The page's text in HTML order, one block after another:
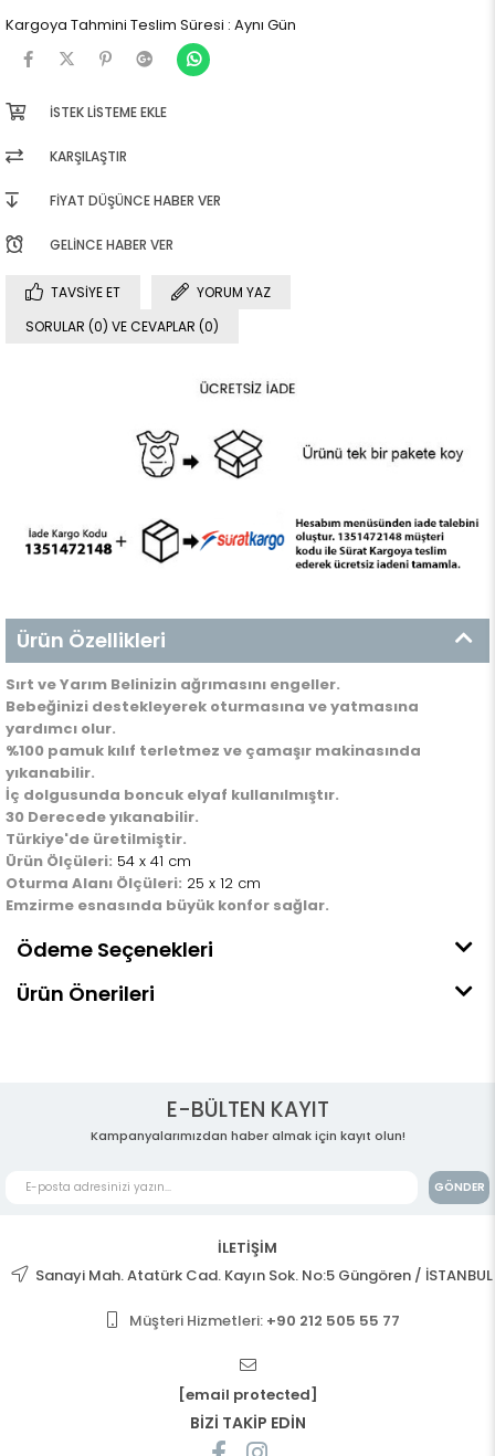
Kargoya Tahmini Teslim Süresi : Aynı Gün
İSTEK LISTEME EKLE
KARŞILAŞTIR
FIYAT DÜŞÜNCE HABER VER
GELINCE HABER VER
TAVSIYE ET
YORUM YAZ
SORULAR (0) VE CEVAPLAR (0)
Ürün Özellikleri
Sırt ve Yarım Belinizin ağrımasını engeller.
Bebeğinizi destekleyerek oturmasına ve yatmasına
yardımcı olur.
%100 pamuk kılıf terletmez ve çamaşır makinasında
yıkanabilir.
İç dolgusunda boncuk elyaf kullanılmıştır.
30 Derecede yıkanabilir.
Türkiye'de üretilmiştir.
Ürün Ölçüleri: 54 x 41 cm
Oturma Alanı Ölçüleri: 25 x 12 cm
Emzirme esnasında büyük konfor sağlar.
Ödeme Seçenekleri
Ürün Önerileri
E-BÜLTEN KAYIT
Kampanyalarımızdan haber almak için kayıt olun!
GÖNDER
İLETİŞİM
Sanayi Mah. Atatürk Cad. Kayın Sok. No:5 Güngören / İSTANBUL
Müşteri Hizmetleri: +90 212 505 55 77
[email protected]
BİZİ TAKİP EDİN